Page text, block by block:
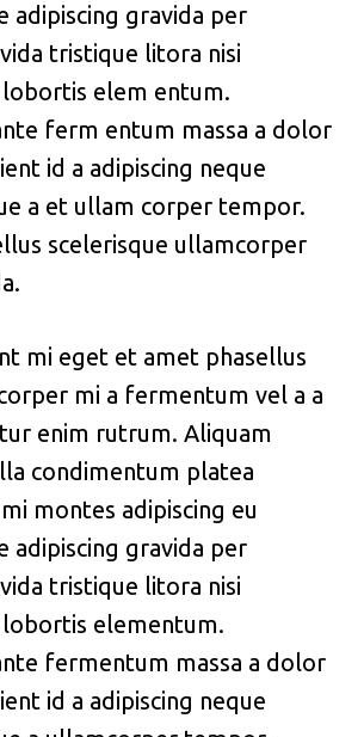
adipiscing gravida per
tristique litora nisi
elem entum.
ferm entum massa a dolor
id a adipiscing neque
a et ullam corper tempor.
scelerisque ullamcorper
mi eget et amet phasellus
mi a fermentum vel a a
enim rutrum. Aliquam
condimentum platea
montes adipiscing eu
adipiscing gravida per
tristique litora nisi
elementum.
fermentum massa a dolor
id a adipiscing neque